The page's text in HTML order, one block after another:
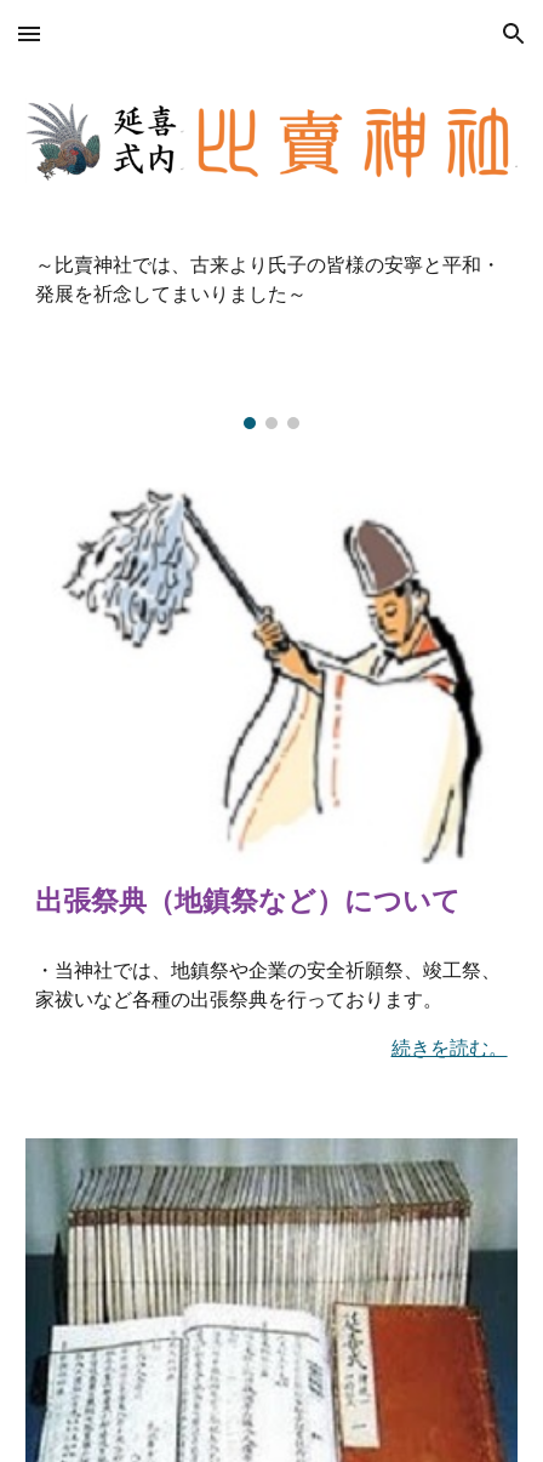
Skip to main content Skip to navigation
～比賣神社では、古来より氏子の皆様の安寧と平和・
発展を祈念してまいりました～
出張祭典（地鎮祭など）について
・当神社では、地鎮祭や企業の安全祈願祭、竣工祭、
家祓いなど各種の出張祭典を行っております。
続きを読む。